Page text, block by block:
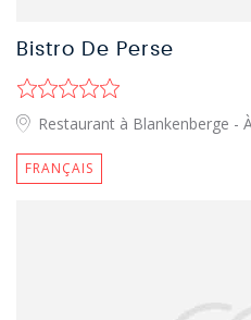
Bistro De Perse
Restaurant à Blankenberge -
FRANÇAIS